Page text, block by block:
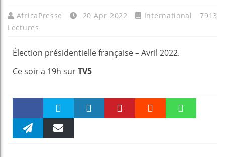
AfricaPresse 20 Apr 2022 International
7913
Lectures
Élection présidentielle française – Avril 2022.
Ce soir a 19h surTV5
Faceboo Twitter